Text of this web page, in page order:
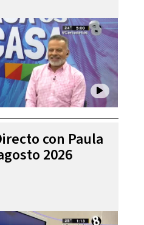
con Paula
2026